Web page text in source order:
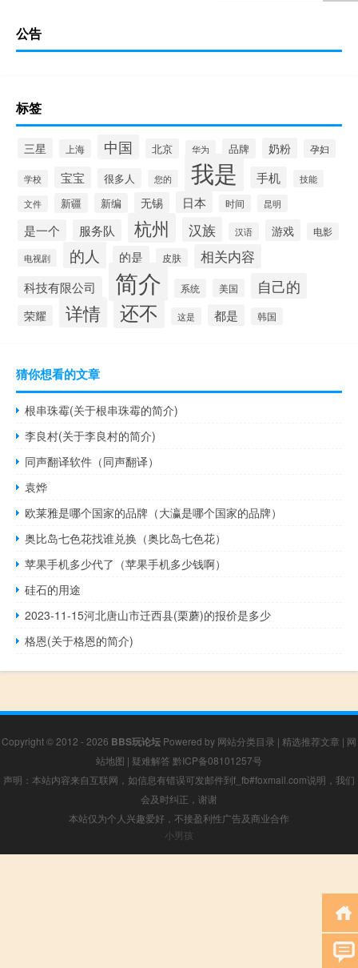
公告
标签
三星 上海 中国 北京 华为 品牌 奶粉 孕妇
学校 宝宝 很多人 您的 我是 手机 技能
文件 新疆 新编 无锡 日本 时间 昆明
是一个 服务队 杭州 汉族 汉语 游戏 电影
电视剧 的人 的是 皮肤 相关内容
科技有限公司 简介 系统 美国 自己的
荣耀 详情 还不 这是 都是 韩国
猜你想看的文章
根串珠霉(关于根串珠霉的简介)
李良村(关于李良村的简介)
同声翻译软件（同声翻译）
袁烨
欧莱雅是哪个国家的品牌（大瀛是哪个国家的品牌）
奥比岛七色花找谁兑换（奥比岛七色花）
苹果手机多少代了（苹果手机多少钱啊）
硅石的用途
2023-11-15河北唐山市迁西县(栗蘑)的报价是多少
格恩(关于格恩的简介)
Copyright © 2012 - 2026 BBS玩论坛 Powered by 网站分类目录 | 精选推荐文章 | 网
站地图 | 疑难解答 黔ICP备08101257号
声明：本站内容来自互联网，如信息有错误可发邮件到f_fb#foxmail.com说明，我们
会及时纠正，谢谢
本站仅为个人兴趣爱好，不接盈利性广告及商业合作
小男孩